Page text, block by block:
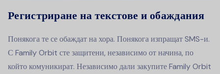
Регистриране на текстове и обаждания
Понякога те се обаждат на хора. Понякога изпращат SMS-и.
С Family Orbit сте защитени, независимо от начина, по
който комуникират. Независимо дали закупите Family Orbit